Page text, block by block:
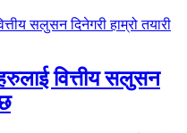
वित्तीय सलुसन